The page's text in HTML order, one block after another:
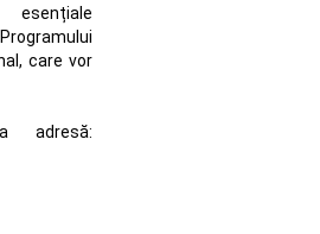
care vor
adresă: